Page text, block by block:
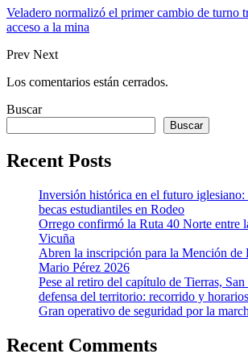
Veladero normalizó el primer cambio de turno
acceso a la mina
Prev Next
Los comentarios están cerrados.
Buscar
Buscar
Recent Posts
Inversión histórica en el futuro iglesiano:
becas estudiantiles en Rodeo
Orrego confirmó la Ruta 40 Norte entre
Vicuña
Abren la inscripción para la Mención de
Mario Pérez 2026
Pese al retiro del capítulo de Tierras, San
defensa del territorio: recorrido y horarios
Gran operativo de seguridad por la
Recent Comments